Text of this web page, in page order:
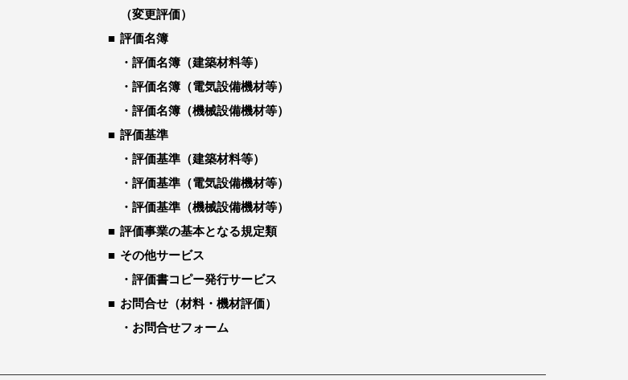
（変更評価）
評価名簿
評価名簿（建築材料等）
評価名簿（電気設備機材等）
評価名簿（機械設備機材等）
評価基準
評価基準（建築材料等）
評価基準（電気設備機材等）
評価基準（機械設備機材等）
評価事業の基本となる規定類
その他サービス
評価書コピー発行サービス
お問合せ（材料・機材評価）
お問合せフォーム